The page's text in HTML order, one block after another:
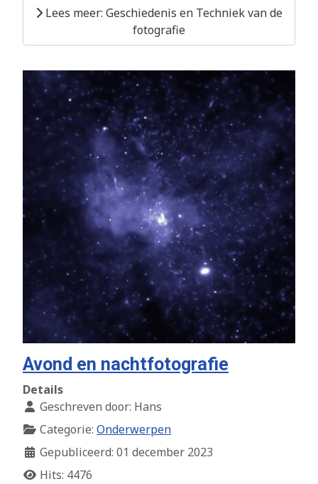
Lees meer: Geschiedenis en Techniek van de
fotografie
Avond en nachtfotografie
Details
Geschreven door: Hans
Categorie: Onderwerpen
Gepubliceerd: 01 december 2023
Hits: 4476